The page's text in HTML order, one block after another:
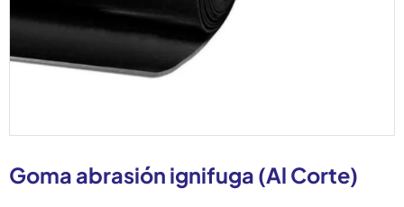
Goma abrasión ignifuga (Al Corte)